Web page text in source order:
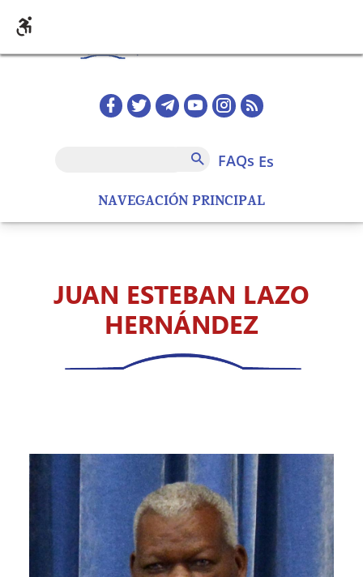
NAVEGACIÓN PRINCIPAL
Redes sociales home
FAQs
FAQs es
JUAN ESTEBAN LAZO
HERNÁNDEZ